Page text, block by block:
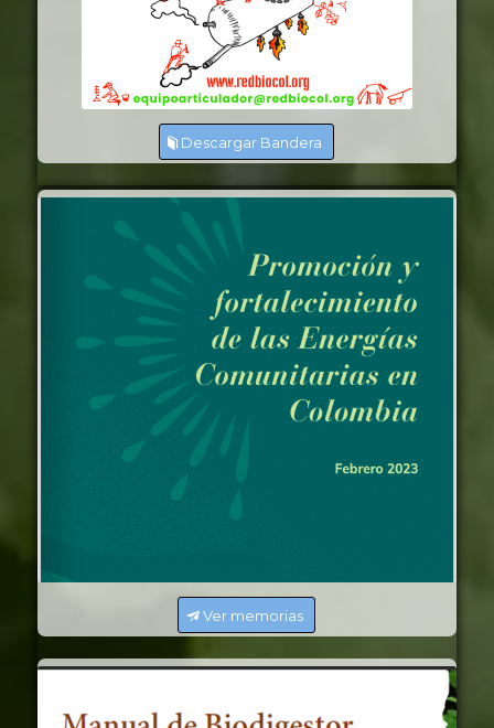
Descargar Bandera
Ver memorias